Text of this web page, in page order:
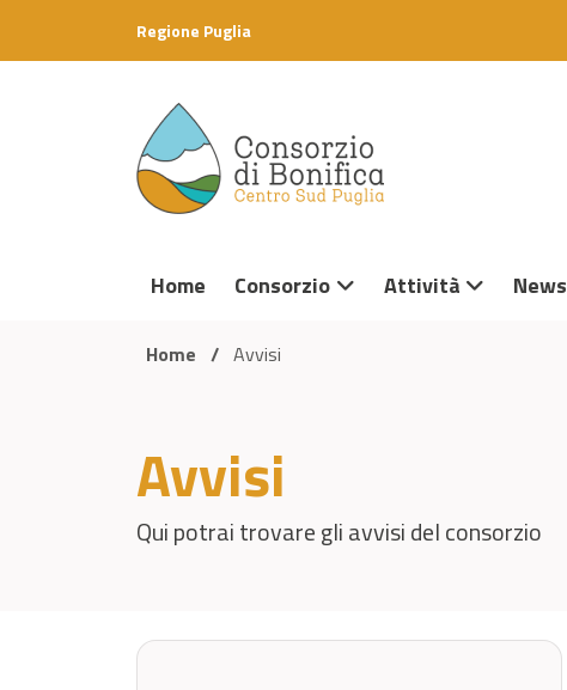
Regione Puglia
Home Consorzio Attività News
Home / Avvisi
Avvisi
Qui potrai trovare gli avvisi del consorzio